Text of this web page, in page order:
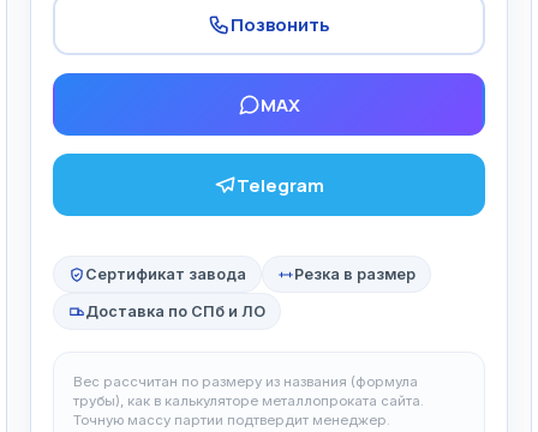
Позвонить
MAX
Telegram
Сертификат завода Резка в размер
Доставка по СПб и ЛО
Вес рассчитан по размеру из названия (формула
трубы), как в калькуляторе металлопроката сайта.
Точную массу партии подтвердит менеджер.